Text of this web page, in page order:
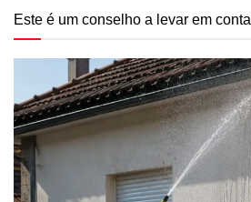
Este é um conselho a levar em conta